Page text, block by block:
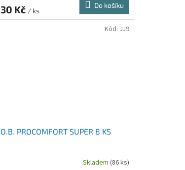
30 Kč / ks
Do košíku
O.B. PROCOMFORT SUPER 8 KS
Skladem (86 ks)
Kód: JJ9